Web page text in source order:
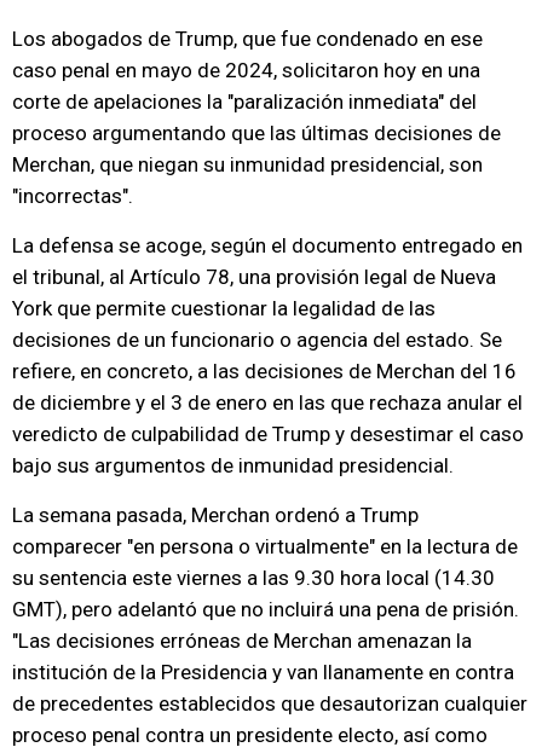
Los abogados de Trump, que fue condenado en ese
caso penal en mayo de 2024, solicitaron hoy en una
corte de apelaciones la "paralización inmediata" del
proceso argumentando que las últimas decisiones de
Merchan, que niegan su inmunidad presidencial, son
"incorrectas".
La defensa se acoge, según el documento entregado en
el tribunal, al Artículo 78, una provisión legal de Nueva
York que permite cuestionar la legalidad de las
decisiones de un funcionario o agencia del estado. Se
refiere, en concreto, a las decisiones de Merchan del 16
de diciembre y el 3 de enero en las que rechaza anular el
veredicto de culpabilidad de Trump y desestimar el caso
bajo sus argumentos de inmunidad presidencial.
La semana pasada, Merchan ordenó a Trump
comparecer "en persona o virtualmente" en la lectura de
su sentencia este viernes a las 9.30 hora local (14.30
GMT), pero adelantó que no incluirá una pena de prisión.
"Las decisiones erróneas de Merchan amenazan la
institución de la Presidencia y van llanamente en contra
de precedentes establecidos que desautorizan cualquier
proceso penal contra un presidente electo, así como